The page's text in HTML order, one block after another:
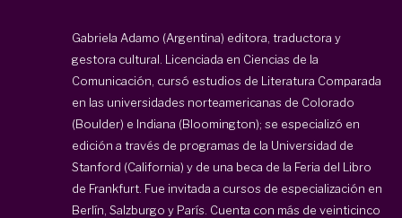
Gabriela Adamo (Argentina) editora, traductora y
gestora cultural. Licenciada en Ciencias de la
Comunicación, cursó estudios de Literatura Comparada
en las universidades norteamericanas de Colorado
(Boulder) e Indiana (Bloomington); se especializó en
edición a través de programas de la Universidad de
Stanford (California) y de una beca de la Feria del Libro
de Frankfurt. Fue invitada a cursos de especialización en
Berlín, Salzburgo y París. Cuenta con más de veinticinco